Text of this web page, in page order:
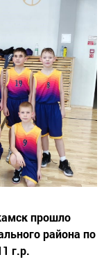
прошло
района по
г.р.